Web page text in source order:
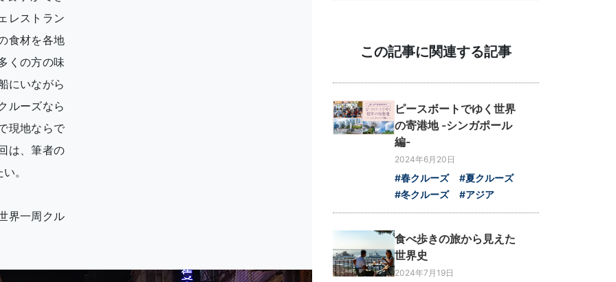
レストラン
食材を各地
くの方の味
にいながら
ルーズなら
現地ならで
は、筆者の
。
界一周クル
この記事に関連する記事
ピースボートでゆく世界
の寄港地 -シンガポール
編-
2024年6月20日
#春クルーズ
#夏クルーズ
#冬クルーズ
#アジア
食べ歩きの旅から見えた
世界史
2024年7月19日